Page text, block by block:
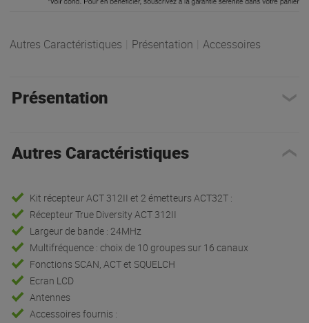
Autres Caractéristiques Présentation Accessoires
Présentation
Autres Caractéristiques
Kit récepteur ACT 312II et 2 émetteurs ACT32T :
Récepteur True Diversity ACT 312II
Largeur de bande : 24MHz
Multifréquence : choix de 10 groupes sur 16 canaux
Fonctions SCAN, ACT et SQUELCH
Ecran LCD
Antennes
Accessoires fournis :